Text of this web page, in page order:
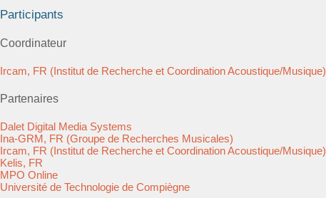
Participants
Coordinateur
Ircam, FR (Institut de Recherche et Coordination Acoustique/Musique)
Partenaires
Dalet Digital Media Systems
Ina-GRM, FR (Groupe de Recherches Musicales)
Ircam, FR (Institut de Recherche et Coordination Acoustique/Musique)
Kelis, FR
MPO Online
Université de Technologie de Compiègne